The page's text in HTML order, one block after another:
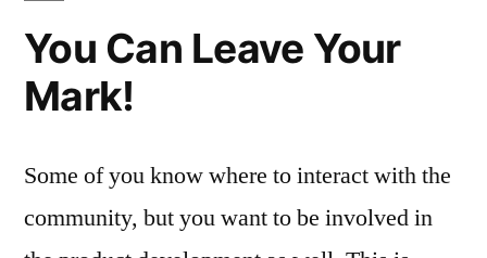
You Can Leave Your
Mark!
Some of you know where to interact with the
community, but you want to be involved in